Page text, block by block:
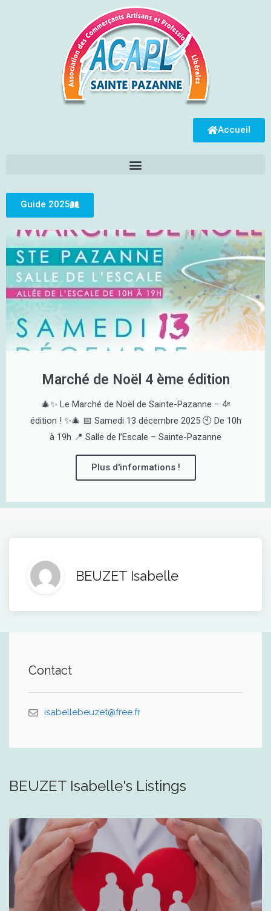
Accueil
Guide 2025
Marché de Noël 4 ème édition
🎄✨ Le Marché de Noël de Sainte-Pazanne – 4ᵉ
édition ! ✨🎄 📅 Samedi 13 décembre 2025 🕙 De 10h
à 19h 📍 Salle de l’Escale – Sainte-Pazanne
Plus d'informations !
BEUZET Isabelle
Contact
isabellebeuzet@free.fr
BEUZET Isabelle's Listings